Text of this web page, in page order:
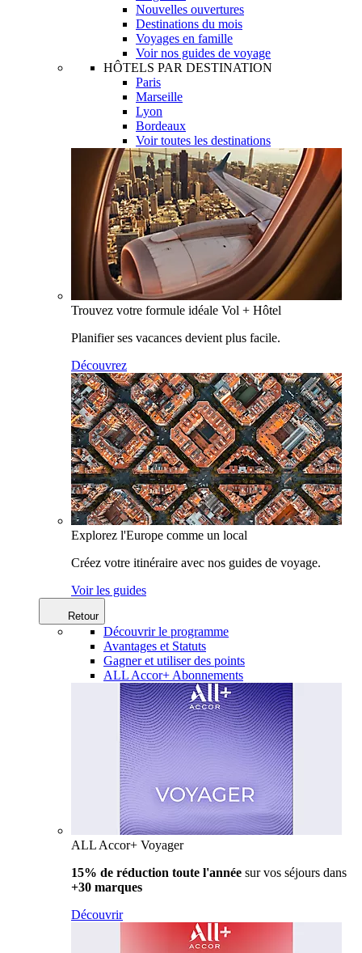
Nouvelles ouvertures
Destinations du mois
Voyages en famille
Voir nos guides de voyage
HÔTELS PAR DESTINATION
Paris
Marseille
Lyon
Bordeaux
Voir toutes les destinations
Trouvez votre formule idéale Vol + Hôtel
Planifier ses vacances devient plus facile.
Découvrez
Explorez l'Europe comme un local
Créez votre itinéraire avec nos guides de voyage.
Voir les guides
Retour
Découvrir le programme
Avantages et Statuts
Gagner et utiliser des points
ALL Accor+ Abonnements
ALL Accor+ Voyager
15% de réduction toute l'année sur vos séjours dans
+30 marques
Découvrir